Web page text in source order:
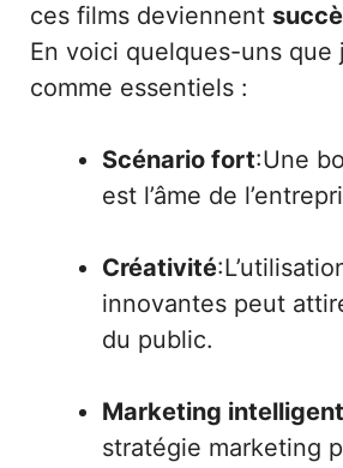
ces films deviennent
En voici quelques-uns que
comme essentiels :
Scénario fort:Une
est l’âme de
Créativité
innovantes peut
du public.
Marketing intelligent
stratégie marketing